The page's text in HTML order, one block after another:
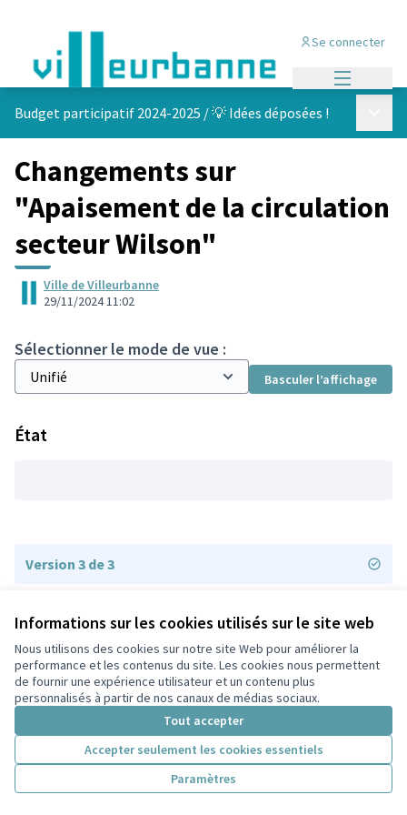
Informations sur les cookies utilisés sur le site web
Nous utilisons des cookies sur notre site Web pour améliorer la
performance et les contenus du site. Les cookies nous permettent
de fournir une expérience utilisateur et un contenu plus
personnalisés à partir de nos canaux de médias sociaux.
Tout accepter
Accepter seulement les cookies essentiels
Paramètres
Se connecter
Budget participatif 2024-2025 /💡 Idées déposées !
Changements sur
"Apaisement de la circulation
secteur Wilson"
Ville de Villeurbanne
29/11/2024 11:02
Sélectionner le mode de vue :
Basculer l’affichage
État
Version 3 de 3
Version 2 de 3
Version 1 de 3
Conditions d'utilisation
Paramètres des cookies
Participez Villeurbanne sur X
Participez Villeurbanne sur Facebook
Participez Villeurbanne sur Instagram
Participez Villeurbanne sur YouTube